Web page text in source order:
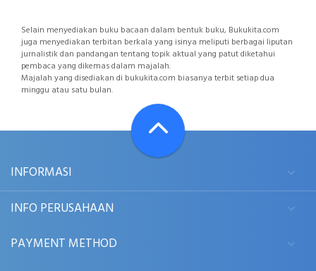
Selain menyediakan buku bacaan dalam bentuk buku, Bukukita.com
juga menyediakan terbitan berkala yang isinya meliputi berbagai liputan
jurnalistik dan pandangan tentang topik aktual yang patut diketahui
pembaca yang dikemas dalam majalah.
Majalah yang disediakan di bukukita.com biasanya terbit setiap dua
minggu atau satu bulan.
INFORMASI
INFO PERUSAHAAN
PAYMENT METHOD